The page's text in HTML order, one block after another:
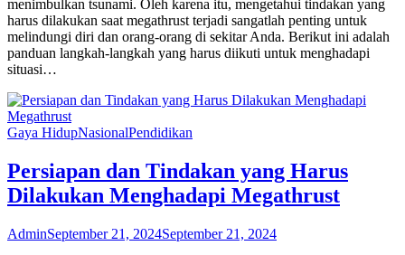
menimbulkan tsunami. Oleh karena itu, mengetahui tindakan yang
harus dilakukan saat megathrust terjadi sangatlah penting untuk
melindungi diri dan orang-orang di sekitar Anda. Berikut ini adalah
panduan langkah-langkah yang harus diikuti untuk menghadapi
situasi…
Gaya HidupNasionalPendidikan
Persiapan dan Tindakan yang Harus
Dilakukan Menghadapi Megathrust
AdminSeptember 21, 2024September 21, 2024